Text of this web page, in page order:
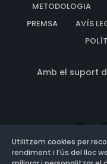
METODOLOGIA
PREMSA
AVÍS
Amb el suport
Utilitzem cookies per
rendiment i l’ús del lloc